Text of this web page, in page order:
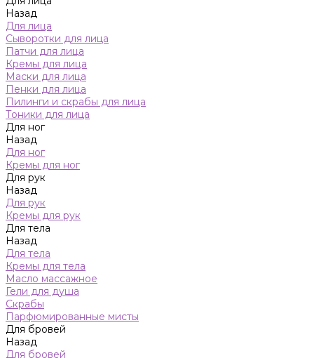
Назад
Для лица
Сыворотки для лица
Патчи для лица
Кремы для лица
Маски для лица
Пенки для лица
Пилинги и скрабы для лица
Тоники для лица
Для ног
Назад
Для ног
Кремы для ног
Для рук
Назад
Для рук
Кремы для рук
Для тела
Назад
Для тела
Кремы для тела
Масло массажное
Гели для душа
Скрабы
Парфюмированные мисты
Для бровей
Назад
Для бровей